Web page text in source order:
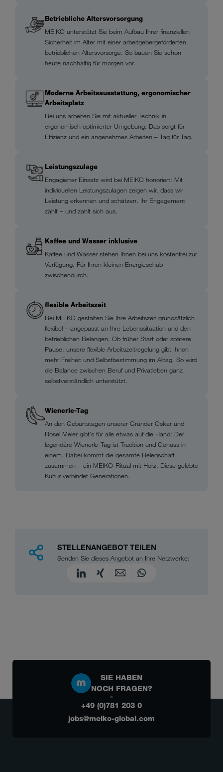
Betriebliche Altersvorsorgung
MEIKO unterstützt Sie beim Aufbau Ihrer finanziellen
Sicherheit im Alter mit einer arbeitgebergeförderten
betrieblichen Altersvorsorge. So bauen Sie schon
heute nachhaltig für morgen vor.
Moderne Arbeitsausstattung, ergonomischer
Arbeitsplatz
Bei uns arbeiten Sie mit aktueller Technik in
ergonomisch optimierter Umgebung. Das sorgt für
Effizienz und ein angenehmes Arbeiten – Tag für Tag.
Leistungszulage
Engagierter Einsatz wird bei MEIKO honoriert: Mit
individuellen Leistungszulagen zeigen wir, dass wir
Leistung erkennen und schätzen. Ihr Engagement
zählt – und zahlt sich aus.
Kaffee und Wasser inklusive
Kaffee und Wasser stehen Ihnen bei uns kostenfrei zur
Verfügung. Für Ihren kleinen Energieschub
zwischendurch.
flexible Arbeitszeit
Bei MEIKO gestalten Sie Ihre Arbeitszeit grundsätzlich
flexibel – angepasst an Ihre Lebenssituation und den
betrieblichen Belangen. Ob früher Start oder spätere
Pause: unsere flexible Arbeitszeitregelung gibt Ihnen
mehr Freiheit und Selbstbestimmung im Alltag. So wird
die Balance zwischen Beruf und Privatleben ganz
selbstverständlich unterstützt.
Wienerle-Tag
An den Geburtstagen unserer Gründer Oskar und
Rosel Meier gibt’s für alle etwas auf die Hand: Der
legendäre Wienerle-Tag ist Tradition und Genuss in
einem. Dabei kommt die gesamte Belegschaft
zusammen – ein MEIKO-Ritual mit Herz. Diese gelebte
Kultur verbindet Generationen.
STELLENANGEBOT TEILEN
Senden Sie dieses Angebot an Ihre Netzwerke:
SIE HABEN
NOCH FRAGEN?
+49 (0)781 203 0
jobs@meiko-global.com